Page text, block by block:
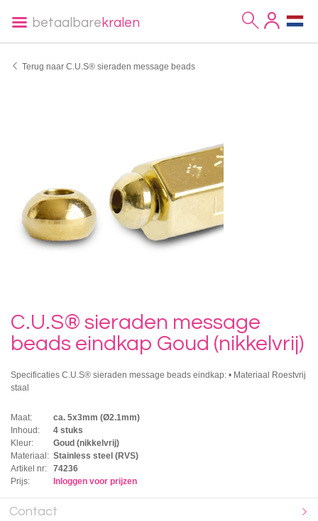
betaalbare kralen
Terug naar C.U.S® sieraden message beads
C.U.S® sieraden message
beads eindkap Goud (nikkelvrij)
Specificaties C.U.S® sieraden message beads eindkap: • Materiaal Roestvrij
staal
Maat:
ca. 5x3mm (Ø2.1mm)
Inhoud:
4 stuks
Kleur:
Goud (nikkelvrij)
Materiaal: Stainless steel (RVS)
Artikel nr:
74236
Prijs:
Inloggen voor prijzen
Contact